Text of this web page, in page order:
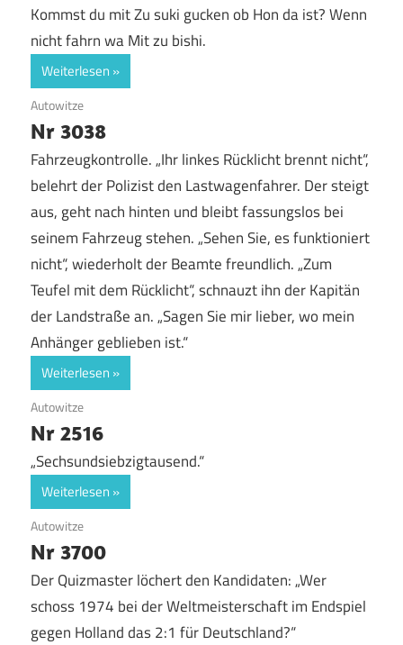
Kommst du mit Zu suki gucken ob Hon da ist? Wenn
nicht fahrn wa Mit zu bishi.
Weiterlesen
9. April 2019
Autowitze
Nr 3038
Fahrzeugkontrolle. „Ihr linkes Rücklicht brennt nicht“,
belehrt der Polizist den Lastwagenfahrer. Der steigt
aus, geht nach hinten und bleibt fassungslos bei
seinem Fahrzeug stehen. „Sehen Sie, es funktioniert
nicht“, wiederholt der Beamte freundlich. „Zum
Teufel mit dem Rücklicht“, schnauzt ihn der Kapitän
der Landstraße an. „Sagen Sie mir lieber, wo mein
Anhänger geblieben ist.“
Weiterlesen
9. April 2019
Autowitze
Nr 2516
„Sechsundsiebzigtausend.“
Weiterlesen
12. September 2018
Autowitze
Nr 3700
Der Quizmaster löchert den Kandidaten: „Wer
schoss 1974 bei der Weltmeisterschaft im Endspiel
gegen Holland das 2:1 für Deutschland?“